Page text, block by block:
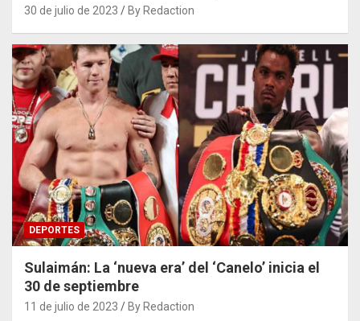
30 de julio de 2023 By Redaction
DEPORTES
Sulaimán: La ‘nueva era’ del ‘Canelo’ inicia el
30 de septiembre
11 de julio de 2023 By Redaction